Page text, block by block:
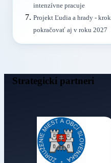
intenzívne pracuje
Projekt Ľudia a hrady -
pokračovať aj v roku 2027
Strategickí partneri